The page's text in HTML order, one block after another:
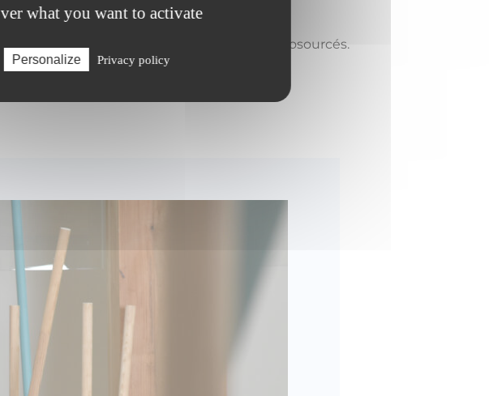
what you want to activate
Personalize Privacy policy
communication sur leurs projets bois et biosourcés.